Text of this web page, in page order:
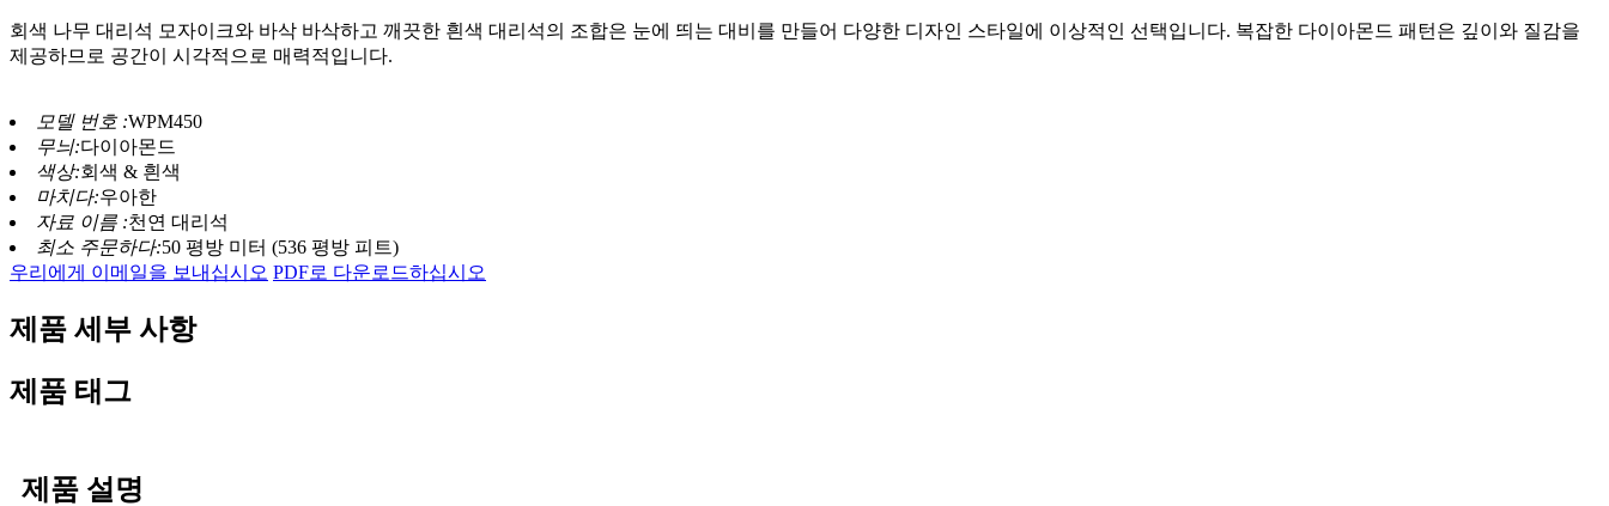
회색 나무 대리석 모자이크와 바삭 바삭하고 깨끗한 흰색 대리석의 조합은 눈에 띄는 대비를 만들어 다양한 디자인 스타일에 이상적인 선택입니다. 복잡한 다이아몬드 패턴은 깊이와 질감을
제공하므로 공간이 시각적으로 매력적입니다.
모델 번호 :WPM450
무늬:다이아몬드
색상:회색 & 흰색
마치다:우아한
자료 이름 :천연 대리석
최소 주문하다:50 평방 미터 (536 평방 피트)
우리에게 이메일을 보내십시오 PDF로 다운로드하십시오
제품 세부 사항
제품 태그
제품 설명